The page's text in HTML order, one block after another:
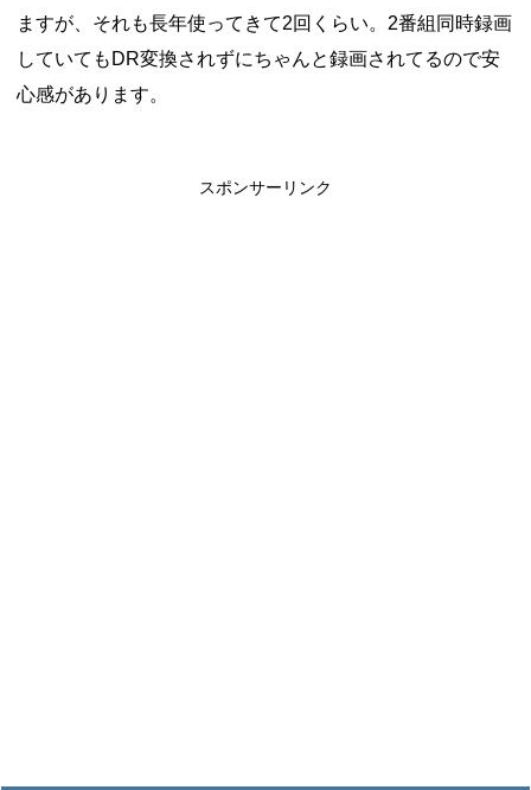
ますが、それも長年使ってきて2回くらい。2番組同時録画
していてもDR変換されずにちゃんと録画されてるので安
心感があります。
スポンサーリンク